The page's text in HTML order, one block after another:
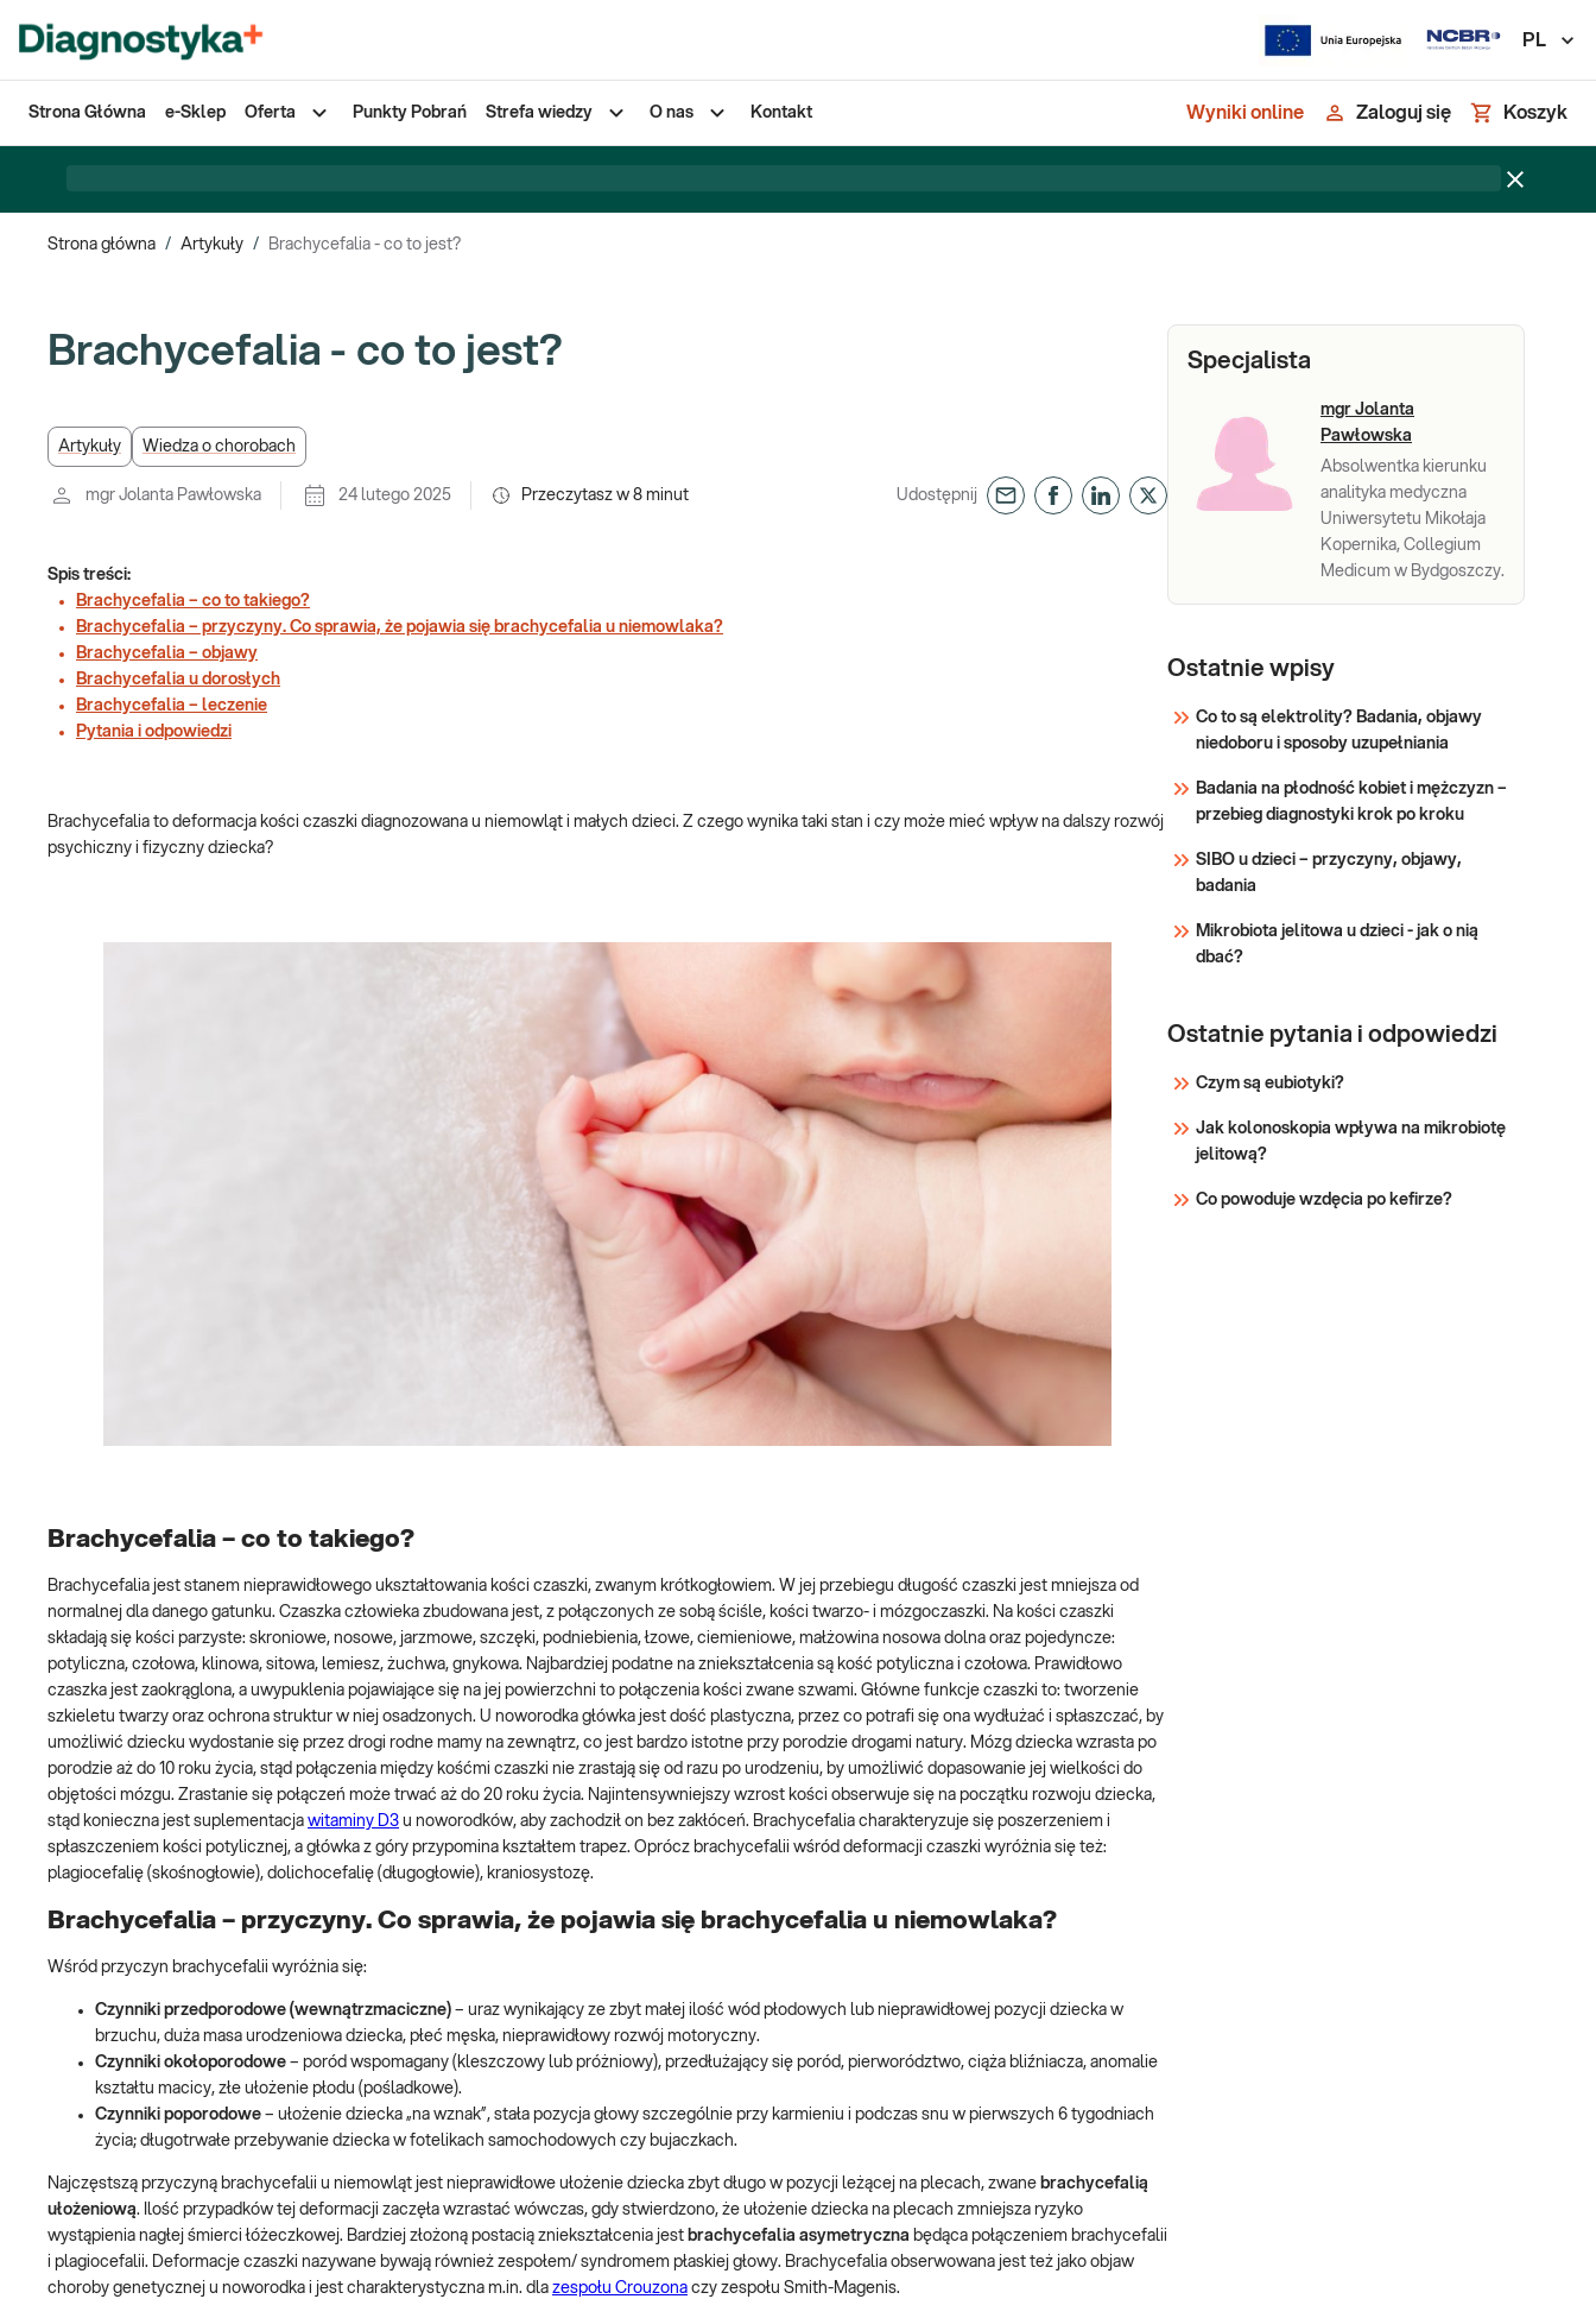
PL
Strona Główna e-Sklep Oferta Punkty Pobrań Strefa wiedzy O nas Kontakt Wyniki online Zaloguj się Koszyk
Strona główna / Artykuły / Brachycefalia - co to jest?
Brachycefalia - co to jest?
Artykuły Wiedza o chorobach
mgr Jolanta Pawłowska 24 lutego 2025 Przeczytasz w 8 minut Udostępnij
Spis treści:
Brachycefalia – co to takiego?
Brachycefalia – przyczyny. Co sprawia, że pojawia się brachycefalia u niemowlaka?
Brachycefalia – objawy
Brachycefalia u dorosłych
Brachycefalia – leczenie
Pytania i odpowiedzi
Brachycefalia to deformacja kości czaszki diagnozowana u niemowląt i małych dzieci. Z czego wynika taki stan i czy może mieć wpływ na dalszy rozwój
psychiczny i fizyczny dziecka?
Brachycefalia – co to takiego?
Brachycefalia jest stanem nieprawidłowego ukształtowania kości czaszki, zwanym krótkogłowiem. W jej przebiegu długość czaszki jest mniejsza od
normalnej dla danego gatunku. Czaszka człowieka zbudowana jest, z połączonych ze sobą ściśle, kości twarzo- i mózgoczaszki. Na kości czaszki
składają się kości parzyste: skroniowe, nosowe, jarzmowe, szczęki, podniebienia, łzowe, ciemieniowe, małżowina nosowa dolna oraz pojedyncze:
potyliczna, czołowa, klinowa, sitowa, lemiesz, żuchwa, gnykowa. Najbardziej podatne na zniekształcenia są kość potyliczna i czołowa. Prawidłowo
czaszka jest zaokrąglona, a uwypuklenia pojawiające się na jej powierzchni to połączenia kości zwane szwami. Główne funkcje czaszki to: tworzenie
szkieletu twarzy oraz ochrona struktur w niej osadzonych. U noworodka główka jest dość plastyczna, przez co potrafi się ona wydłużać i spłaszczać, by
umożliwić dziecku wydostanie się przez drogi rodne mamy na zewnątrz, co jest bardzo istotne przy porodzie drogami natury. Mózg dziecka wzrasta po
porodzie aż do 10 roku życia, stąd połączenia między kośćmi czaszki nie zrastają się od razu po urodzeniu, by umożliwić dopasowanie jej wielkości do
objętości mózgu. Zrastanie się połączeń może trwać aż do 20 roku życia. Najintensywniejszy wzrost kości obserwuje się na początku rozwoju dziecka,
stąd konieczna jest suplementacja witaminy D3 u noworodków, aby zachodził on bez zakłóceń. Brachycefalia charakteryzuje się poszerzeniem i
spłaszczeniem kości potylicznej, a główka z góry przypomina kształtem trapez. Oprócz brachycefalii wśród deformacji czaszki wyróżnia się też:
plagiocefalię (skośnogłowie), dolichocefalię (długogłowie), kraniosystozę.
Brachycefalia – przyczyny. Co sprawia, że pojawia się brachycefalia u niemowlaka?
Wśród przyczyn brachycefalii wyróżnia się:
Czynniki przedporodowe (wewnątrzmaciczne) – uraz wynikający ze zbyt małej ilość wód płodowych lub nieprawidłowej pozycji dziecka w
brzuchu, duża masa urodzeniowa dziecka, płeć męska, nieprawidłowy rozwój motoryczny.
Czynniki okołoporodowe – poród wspomagany (kleszczowy lub próżniowy), przedłużający się poród, pierworództwo, ciąża bliźniacza, anomalie
kształtu macicy, złe ułożenie płodu (pośladkowe).
Czynniki poporodowe – ułożenie dziecka „na wznak”, stała pozycja głowy szczególnie przy karmieniu i podczas snu w pierwszych 6 tygodniach
życia; długotrwałe przebywanie dziecka w fotelikach samochodowych czy bujaczkach.
Najczęstszą przyczyną brachycefalii u niemowląt jest nieprawidłowe ułożenie dziecka zbyt długo w pozycji leżącej na plecach, zwane brachycefalią
ułożeniową. Ilość przypadków tej deformacji zaczęła wzrastać wówczas, gdy stwierdzono, że ułożenie dziecka na plecach zmniejsza ryzyko
wystąpienia nagłej śmierci łóżeczkowej. Bardziej złożoną postacią zniekształcenia jest brachycefalia asymetryczna będąca połączeniem brachycefalii
i plagiocefalii. Deformacje czaszki nazywane bywają również zespołem/ syndromem płaskiej głowy. Brachycefalia obserwowana jest też jako objaw
choroby genetycznej u noworodka i jest charakterystyczna m.in. dla zespołu Crouzona czy zespołu Smith-Magenis.
Specjalista
mgr Jolanta
Pawłowska
Absolwentka kierunku
analityka medyczna
Uniwersytetu Mikołaja
Kopernika, Collegium
Medicum w Bydgoszczy.
Ostatnie wpisy
Co to są elektrolity? Badania, objawy
niedoboru i sposoby uzupełniania
Badania na płodność kobiet i mężczyzn –
przebieg diagnostyki krok po kroku
SIBO u dzieci – przyczyny, objawy,
badania
Mikrobiota jelitowa u dzieci - jak o nią
dbać?
Ostatnie pytania i odpowiedzi
Czym są eubiotyki?
Jak kolonoskopia wpływa na mikrobiotę
jelitową?
Co powoduje wzdęcia po kefirze?